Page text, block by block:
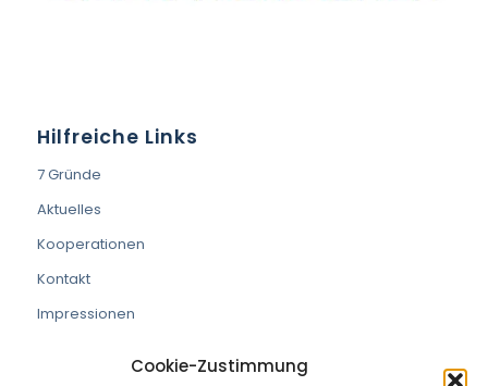
Cookie-Zustimmung
Hilfreiche Links
7 Gründe
Aktuelles
Kooperationen
Kontakt
Impressionen